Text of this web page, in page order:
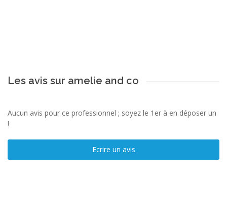
Les avis sur amelie and co
Aucun avis pour ce professionnel ; soyez le 1er à en déposer un
!
Ecrire un avis